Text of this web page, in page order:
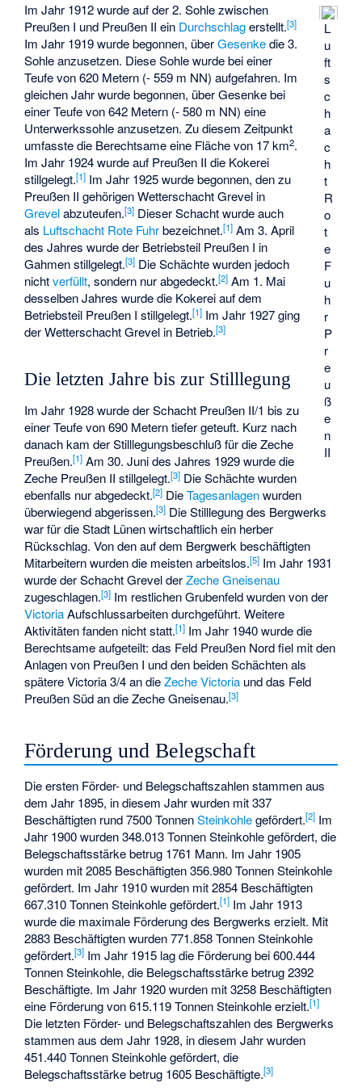
L
u
ft
s
c
h
a
c
h
t
R
o
t
e
F
u
h
r
P
r
e
u
ß
e
n
II
Im Jahr 1912 wurde auf der 2. Sohle zwischen
Preußen I und Preußen II ein Durchschlagerstellt.[3]
Im Jahr 1919 wurde begonnen, überGesenkedie 3.
Sohle anzusetzen. Diese Sohle wurde bei einer
Teufe von 620 Metern (- 559 m NN) aufgefahren. Im
gleichen Jahr wurde begonnen, über Gesenke bei
einer Teufe von 642 Metern (- 580 m NN) eine
Unterwerkssohle anzusetzen. Zu diesem Zeitpunkt
umfasste die Berechtsame eine Fläche von 17 km2.
Im Jahr 1924 wurde auf Preußen II die Kokerei
stillgelegt.[1] Im Jahr 1925 wurde begonnen, den zu
Preußen II gehörigen Wetterschacht Grevel in
Grevelabzuteufen.[3] Dieser Schacht wurde auch
als Luftschacht Rote Fuhrbezeichnet.[1] Am 3. April
des Jahres wurde der Betriebsteil Preußen I in
Gahmen stillgelegt.[3] Die Schächte wurden jedoch
nichtverfüllt, sondern nur abgedeckt.[2] Am 1. Mai
desselben Jahres wurde die Kokerei auf dem
Betriebsteil Preußen I stillgelegt.[1] Im Jahr 1927 ging
der Wetterschacht Grevel in Betrieb.[3]
Die letzten Jahre bis zur Stilllegung
Im Jahr 1928 wurde der Schacht Preußen II/1 bis zu
einer Teufe von 690 Metern tiefer geteuft. Kurz nach
danach kam der Stilllegungsbeschluß für die Zeche
Preußen.[1] Am 30. Juni des Jahres 1929 wurde die
Zeche Preußen II stillgelegt.[3] Die Schächte wurden
ebenfalls nur abgedeckt.[2] DieTagesanlagenwurden
überwiegend abgerissen.[3] Die Stilllegung des Bergwerks
war für die Stadt Lünen wirtschaftlich ein herber
Rückschlag. Von den auf dem Bergwerk beschäftigten
Mitarbeitern wurden die meisten arbeitslos.[5] Im Jahr 1931
wurde der Schacht Grevel derZeche Gneisenau
zugeschlagen.[3] Im restlichen Grubenfeld wurden von der
VictoriaAufschlussarbeiten durchgeführt. Weitere
Aktivitäten fanden nicht statt.[1] Im Jahr 1940 wurde die
Berechtsame aufgeteilt: das Feld Preußen Nord fiel mit den
Anlagen von Preußen I und den beiden Schächten als
spätere Victoria 3/4 an dieZeche Victoria und das Feld
Preußen Süd an die Zeche Gneisenau.[3]
Förderung und Belegschaft
Die ersten Förder- und Belegschaftszahlen stammen aus
dem Jahr 1895, in diesem Jahr wurden mit 337
Beschäftigten rund 7500 TonnenSteinkohlegefördert.[2] Im
Jahr 1900 wurden 348.013 Tonnen Steinkohle gefördert, die
Belegschaftsstärke betrug 1761 Mann. Im Jahr 1905
wurden mit 2085 Beschäftigten 356.980 Tonnen Steinkohle
gefördert. Im Jahr 1910 wurden mit 2854 Beschäftigten
667.310 Tonnen Steinkohle gefördert.[1] Im Jahr 1913
wurde die maximale Förderung des Bergwerks erzielt. Mit
2883 Beschäftigten wurden 771.858 Tonnen Steinkohle
gefördert.[3] Im Jahr 1915 lag die Förderung bei 600.444
Tonnen Steinkohle, die Belegschaftsstärke betrug 2392
Beschäftigte. Im Jahr 1920 wurden mit 3258 Beschäftigten
eine Förderung von 615.119 Tonnen Steinkohle erzielt.[1]
Die letzten Förder- und Belegschaftszahlen des Bergwerks
stammen aus dem Jahr 1928, in diesem Jahr wurden
451.440 Tonnen Steinkohle gefördert, die
Belegschaftsstärke betrug 1605 Beschäftigte.[3]